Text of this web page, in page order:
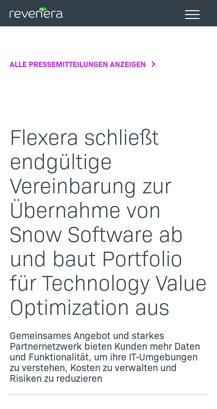
zum
Inhalt
ALLE PRESSEMITTEILUNGEN ANZEIGEN
Flexera schließt
endgültige
Vereinbarung zur
Übernahme von
Snow Software ab
und baut Portfolio
für Technology Value
Optimization aus
Gemeinsames Angebot und starkes
Partnernetzwerk bieten Kunden mehr Daten
und Funktionalität, um ihre IT-Umgebungen
zu verstehen, Kosten zu verwalten und
Risiken zu reduzieren